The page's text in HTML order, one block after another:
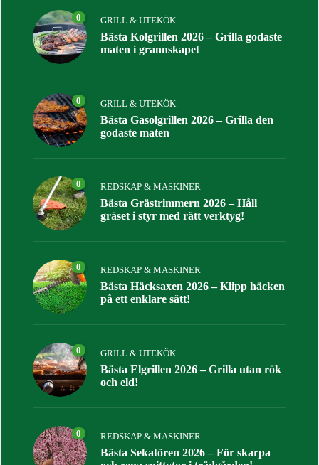
0 GRILL & UTEKÖK
Bästa Kolgrillen 2026 – Grilla godaste
maten i grannskapet
0 GRILL & UTEKÖK
Bästa Gasolgrillen 2026 – Grilla den
godaste maten
0 REDSKAP & MASKINER
Bästa Grästrimmern 2026 – Håll
gräset i styr med rätt verktyg!
0 REDSKAP & MASKINER
Bästa Häcksaxen 2026 – Klipp häcken
på ett enklare sätt!
0 GRILL & UTEKÖK
Bästa Elgrillen 2026 – Grilla utan rök
och eld!
0 REDSKAP & MASKINER
Bästa Sekatören 2026 – För skarpa